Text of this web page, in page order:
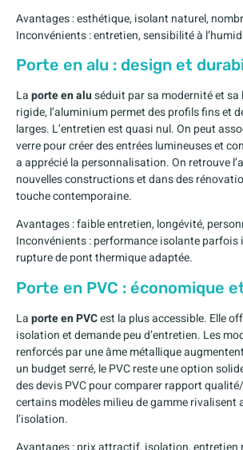
Avantages : esthétique, isolant naturel,
Inconvénients : entretien, sensibilité à
Porte en alu : design et
Laporte en aluséduit par sa modernité et sa
rigide, l’aluminium permet des profils fins et
larges. L’entretien est quasi nul. On peut
verre pour créer des entrées lumineuses et
a apprécié la personnalisation. On retrouve
nouvelles constructions et dans des
touche contemporaine.
Avantages : faible entretien, longévité,
Inconvénients : performance isolante parfois
rupture de pont thermique adaptée.
Porte en PVC : économique
Laporte en PVCest la plus accessible. Elle
isolation et demande peu d’entretien. Les
renforcés par une âme métallique
un budget serré, le PVC reste une option
des devis PVC pour comparer rapport
certains modèles milieu de gamme rivalisent
l’isolation.